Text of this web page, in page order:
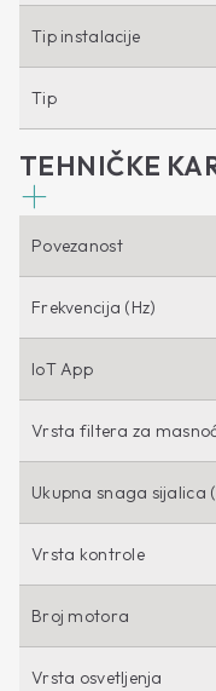
Tip instalacije
Tip
TEHNIČKE
Povezanost
Frekvencija (Hz)
IoT App
Vrsta filtera za
Ukupna snaga sijalica
Vrsta kontrole
Broj motora
Vrsta osvetljenja